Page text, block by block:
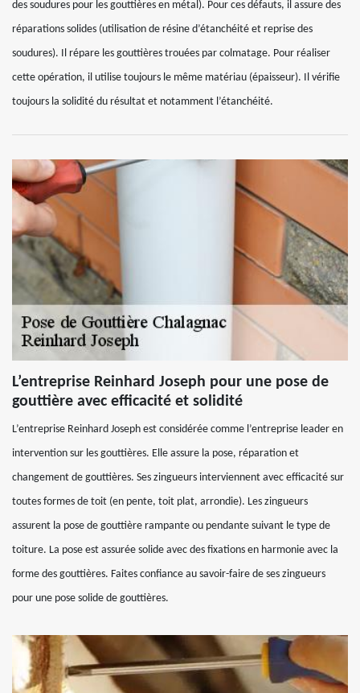
des soudures pour les gouttières en métal). Pour ces défauts, il assure des
réparations solides (utilisation de résine d’étanchéité et reprise des
soudures). Il répare les gouttières trouées par colmatage. Pour réaliser
cette opération, il utilise toujours le même matériau (épaisseur). Il vérifie
toujours la solidité du résultat et notamment l’étanchéité.
L’entreprise Reinhard Joseph pour une pose de
gouttière avec efficacité et solidité
L’entreprise Reinhard Joseph est considérée comme l’entreprise leader en
intervention sur les gouttières. Elle assure la pose, réparation et
changement de gouttières. Ses zingueurs interviennent avec efficacité sur
toutes formes de toit (en pente, toit plat, arrondie). Les zingueurs
assurent la pose de gouttière rampante ou pendante suivant le type de
toiture. La pose est assurée solide avec des fixations en harmonie avec la
forme des gouttières. Faites confiance au savoir-faire de ses zingueurs
pour une pose solide de gouttières.